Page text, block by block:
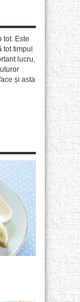
tot. Este
timpul
lucru,
și asta